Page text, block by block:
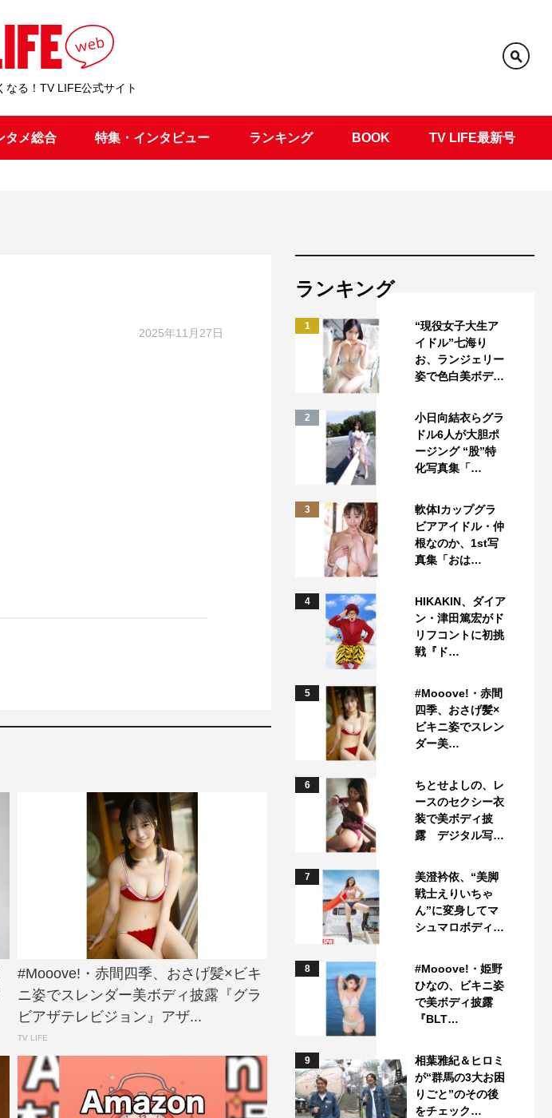
なる！TV LIFE公式サイト
タメ総合 特集・インタビュー ランキング BOOK TV LIFE最新号
2025年11月27日
#Mooove!・赤間四季、おさげ髪×ビキ
ニ姿でスレンダー美ボディ披露『グラ
ビアザテレビジョン』アザ...
TV LIFE
ランキング
1
“現役女子大生ア
イドル”七海り
お、ランジェリー
姿で色白美ボデ…
2
小日向結衣らグラ
ドル6人が大胆ポ
ージング “股”特
化写真集「…
3
軟体Iカップグラ
ビアアイドル・仲
根なのか、1st写
真集「おは…
4
HIKAKIN、ダイア
ン・津田篤宏がド
リフコントに初挑
戦『ド…
5
#Mooove!・赤間
四季、おさげ髪×
ビキニ姿でスレン
ダー美…
6
ちとせよしの、レ
ースのセクシー衣
装で美ボディ披
露 デジタル写…
7
美澄衿依、“美脚
戦士えりいちゃ
ん”に変身してマ
シュマロボディ…
8
#Mooove!・姫野
ひなの、ビキニ姿
で美ボディ披露
『BLT…
9
相葉雅紀＆ヒロミ
が“群馬の3大お困
りごと”のその後
をチェック…